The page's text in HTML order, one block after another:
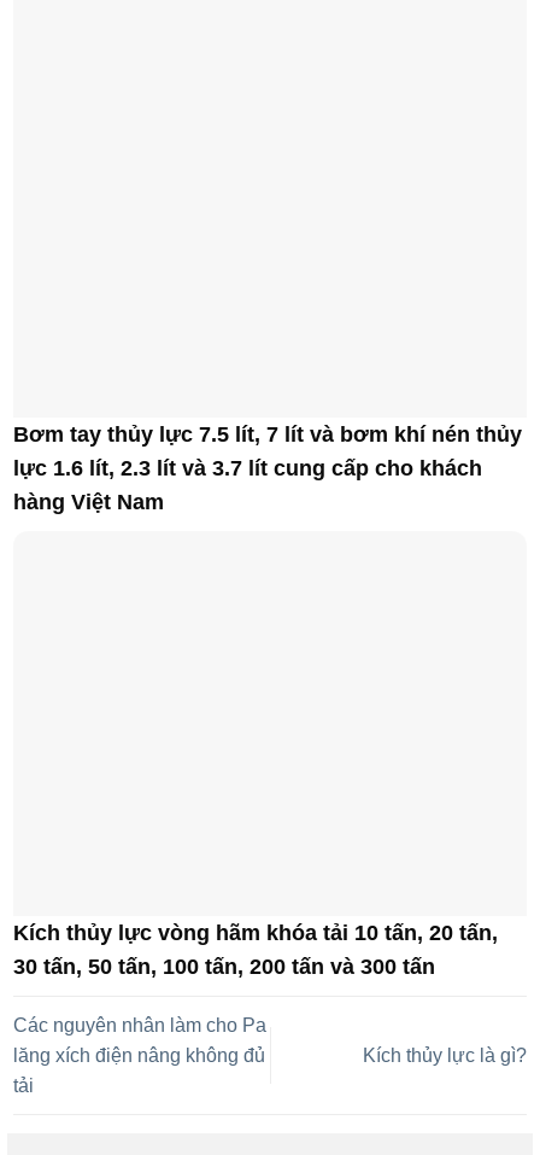
Bơm tay thủy lực 7.5 lít, 7 lít và bơm khí nén thủy
lực 1.6 lít, 2.3 lít và 3.7 lít cung cấp cho khách
hàng Việt Nam
Kích thủy lực vòng hãm khóa tải 10 tấn, 20 tấn,
30 tấn, 50 tấn, 100 tấn, 200 tấn và 300 tấn
Các nguyên nhân làm cho Pa
lăng xích điện nâng không đủ
tải
Kích thủy lực là gì?